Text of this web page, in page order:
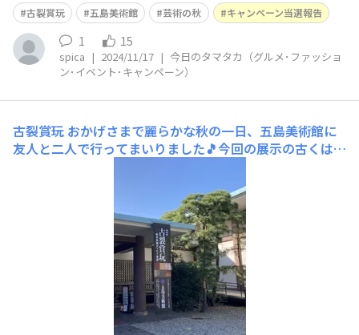
古裂賞玩 五島美術館 芸術の秋 キャンペーン当選報告
1 15
spica | 2024/11/17 | 今日のタマタカ（グルメ･ファッショ
ン･イベント･キャンペーン）
古裂賞玩 おかげさまで麗らかな秋の一日、五島美術館に
友人と二人で行ってまいりました🎵今回の展示の古くは室
の大いなる憧れを感じました。なにしろ一辺が2cmの三角
形の古裂さえ大事に大事に蒐集本に貼ってます。1cmにも
満たない幅に4〜5cmの長方形の古裂だって捨て